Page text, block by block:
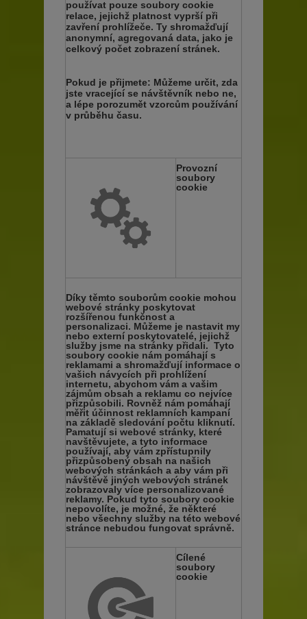
používat pouze soubory cookie
relace, jejichž platnost vyprší při
zavření prohlížeče. Ty shromažďují
anonymní, agregovaná data, jako je
celkový počet zobrazení stránek.
Pokud je přijmete: Můžeme určit, zda
jste vracející se návštěvník nebo ne,
a lépe porozumět vzorcům používání
v průběhu času.
Provozní
soubory
cookie
Díky těmto souborům cookie mohou
webové stránky poskytovat
rozšířenou funkčnost a
personalizaci. Můžeme je nastavit my
nebo externí poskytovatelé, jejichž
služby jsme na stránky přidali. Tyto
soubory cookie nám pomáhají s
reklamami a shromažďují informace o
vašich návycích při prohlížení
internetu, abychom vám a vašim
zájmům obsah a reklamu co nejvíce
přizpůsobili. Rovněž nám pomáhají
měřit účinnost reklamních kampaní
na základě sledování počtu kliknutí.
Pamatují si webové stránky, které
navštěvujete, a tyto informace
používají, aby vám zpřístupnily
přizpůsobený obsah na našich
webových stránkách a aby vám při
návštěvě jiných webových stránek
zobrazovaly více personalizované
reklamy. Pokud tyto soubory cookie
nepovolíte, je možné, že některé
nebo všechny služby na této webové
stránce nebudou fungovat správně.
Cílené
soubory
cookie